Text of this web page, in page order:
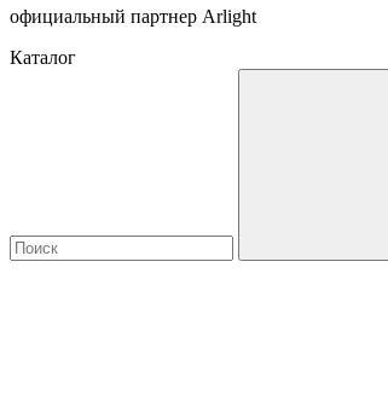
официальный партнер Arlight
Каталог